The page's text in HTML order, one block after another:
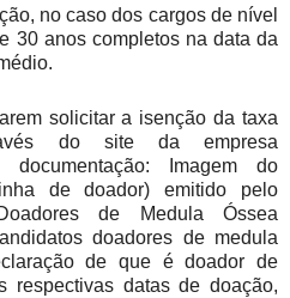
no caso dos cargos de nível
30 anos completos na data da
solicitar a isenção da taxa
do site da empresa
documentação: Imagem do
de doador) emitido pelo
de Medula Óssea
doadores de medula
de que é doador de
respectivas datas de doação,